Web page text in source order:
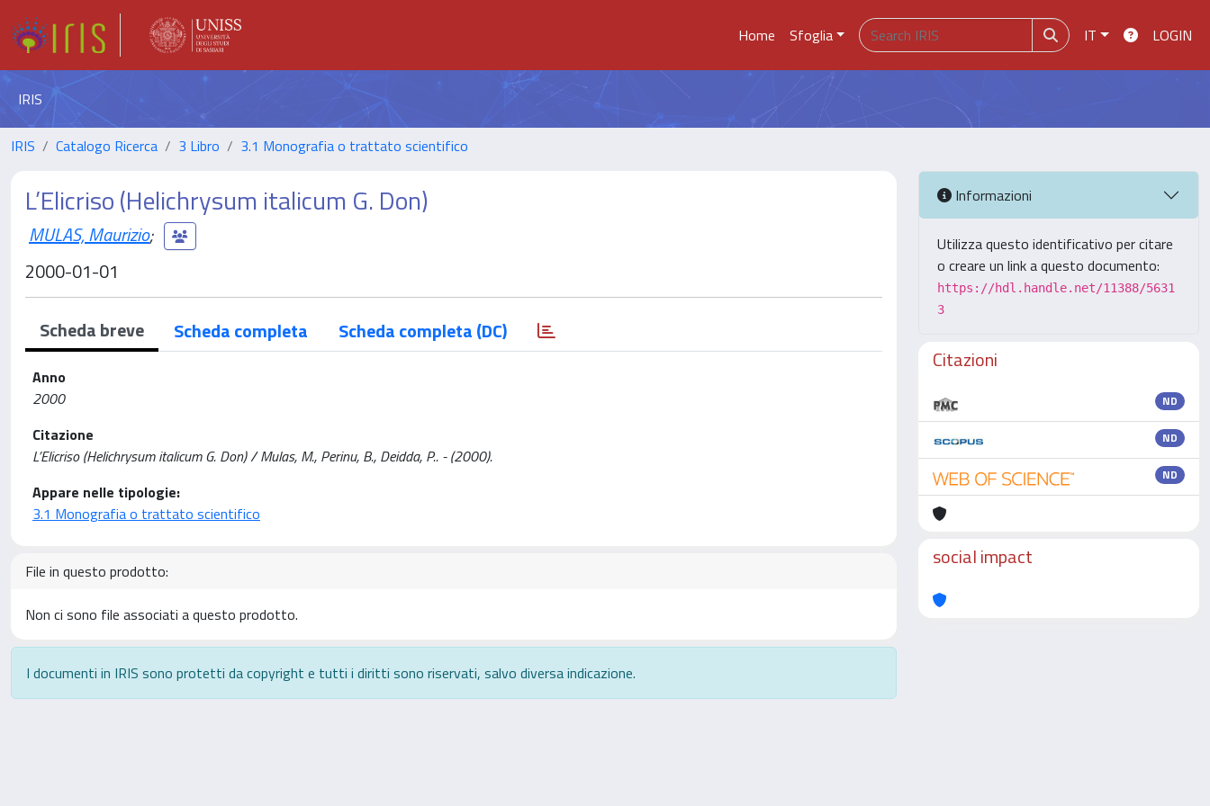
Home Sfoglia IT LOGIN
IRIS
IRIS Catalogo Ricerca 3 Libro 3.1 Monografia o trattato scientifico
L’Elicriso (Helichrysum italicum G. Don)
MULAS, Maurizio;
2000-01-01
Scheda breve Scheda completa Scheda completa (DC)
Anno
2000
Citazione
L’Elicriso (Helichrysum italicum G. Don) / Mulas, M., Perinu, B., Deidda, P.. - (2000).
Appare nelle tipologie:
3.1 Monografia o trattato scientifico
File in questo prodotto:
Non ci sono file associati a questo prodotto.
I documenti in IRIS sono protetti da copyright e tutti i diritti sono riservati, salvo diversa indicazione.
Informazioni
Utilizza questo identificativo per citare
o creare un link a questo documento:
https://hdl.handle.net/11388/5631
3
Citazioni
ND
ND
ND
social impact